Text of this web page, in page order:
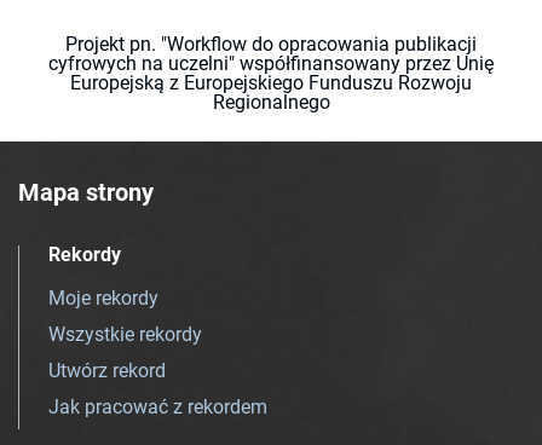
Projekt pn. "Workflow do opracowania publikacji
cyfrowych na uczelni" współfinansowany przez Unię
Europejską z Europejskiego Funduszu Rozwoju
Regionalnego
Mapa strony
Rekordy
Moje rekordy
Wszystkie rekordy
Utwórz rekord
Jak pracować z rekordem